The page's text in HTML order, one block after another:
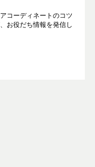
コーディネートのコツ
お役だち情報を発信し